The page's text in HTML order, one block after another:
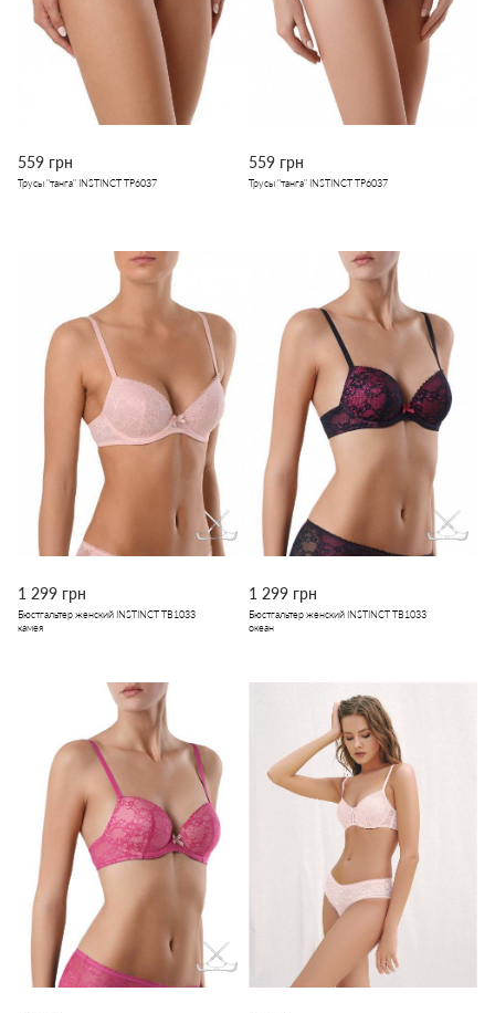
559 грн
Трусы "танга" INSTINCT TP6037
559 грн
Трусы "танга" INSTINCT TP6037
1 299 грн
Бюстгальтер женский INSTINCT TB1033
камея
1 299 грн
Бюстгальтер женский INSTINCT TB1033
океан